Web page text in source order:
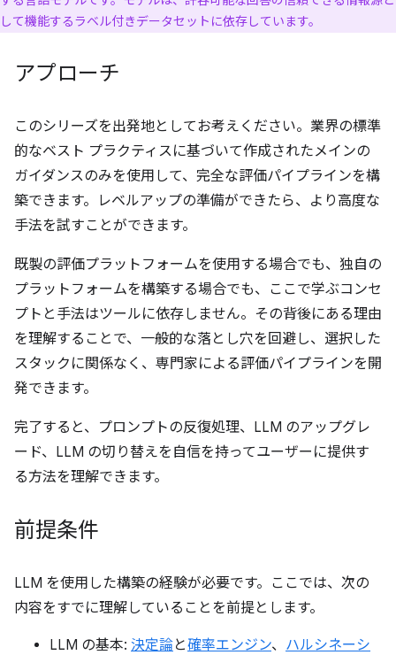
して機能するラベル付きデータセットに依存しています。
アプローチ
このシリーズを出発地としてお考えください。業界の標準
的なベスト プラクティスに基づいて作成されたメインの
ガイダンスのみを使用して、完全な評価パイプラインを構
築できます。レベルアップの準備ができたら、より高度な
手法を試すことができます。
既製の評価プラットフォームを使用する場合でも、独自の
プラットフォームを構築する場合でも、ここで学ぶコンセ
プトと手法はツールに依存しません。その背後にある理由
を理解することで、一般的な落とし穴を回避し、選択した
スタックに関係なく、専門家による評価パイプラインを開
発できます。
完了すると、プロンプトの反復処理、LLM のアップグレ
ード、LLM の切り替えを自信を持ってユーザーに提供す
る方法を理解できます。
前提条件
LLM を使用した構築の経験が必要です。ここでは、次の
内容をすでに理解していることを前提とします。
LLM の基本: 決定論と確率エンジン、 ハルシネーシ